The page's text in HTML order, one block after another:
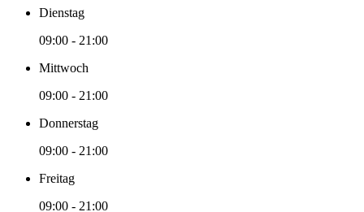
Dienstag
09:00 - 21:00
Mittwoch
09:00 - 21:00
Donnerstag
09:00 - 21:00
Freitag
09:00 - 21:00